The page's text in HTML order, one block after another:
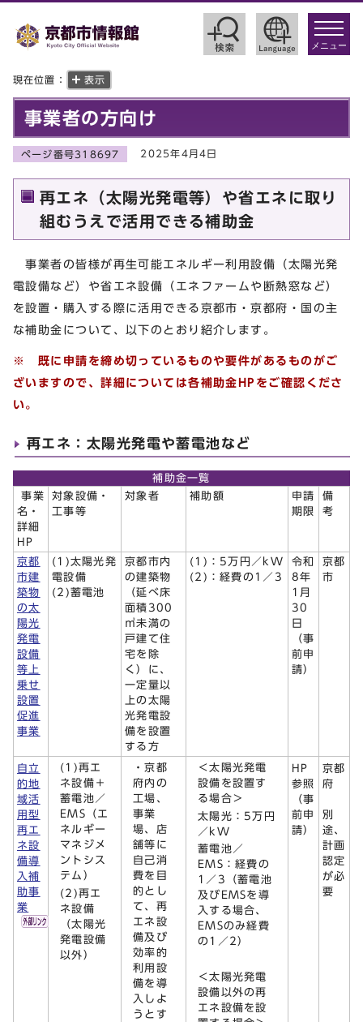
toggle
メニュー
現在位置： 表示
事業者の方向け
ページ番号318697 2025年4月4日
再エネ（太陽光発電等）や省エネに取り
組むうえで活用できる補助金
事業者の皆様が再生可能エネルギー利用設備（太陽光発
電設備など）や省エネ設備（エネファームや断熱窓など）
を設置・購入する際に活用できる京都市・京都府・国の主
な補助金について、以下のとおり紹介します。
※ 既に申請を締め切っているものや要件があるものがご
ざいますので、詳細については各補助金HPをご確認くださ
い。
再エネ：太陽光発電や蓄電池など
補助金一覧
事業
名・
詳細
HP
対象設備・
工事等
対象者 補助額
申請
期限
備
考
京都
市建
築物
の太
陽光
発電
設備
等上
乗せ
設置
促進
事業
(1)太陽光発
電設備
(2)蓄電池
京都市内
の建築物
（延べ床
面積300
㎡未満の
戸建て住
宅を除
く）に、
一定量以
上の太陽
光発電設
備を設置
する方
(1)：5万円／kW
(2)：経費の1／3
令和
8年
1月
30
日
（事
前申
請）
京都
市
自立
的地
域活
用型
再エ
ネ設
備導
入補
助事
業
(1)再エ
ネ設備＋
蓄電池／
EMS（エ
ネルギー
マネジメ
ントシス
テム）
(2)再エ
ネ設備
（太陽光
発電設備
以外）
・京都
府内の
工場、
事業
場、店
舗等に
自己消
費を目
的とし
て、再
エネ設
備及び
効率的
利用設
備を導
入しよ
うとす
＜太陽光発電
設備を設置す
る場合＞
太陽光：5万円
／kW
蓄電池／
EMS：経費の
1／3（蓄電池
及びEMSを導
入する場合、
EMSのみ経費
の1／2）
＜太陽光発電
設備以外の再
エネ設備を設
HP
参照
（事
前申
請）
京都
府
別
途、
計画
認定
が必
要